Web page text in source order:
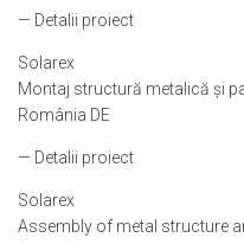
— Detalii proiect
Solarex
Montaj structură metalică și
România DE
— Detalii proiect
Solarex
Assembly of metal structure